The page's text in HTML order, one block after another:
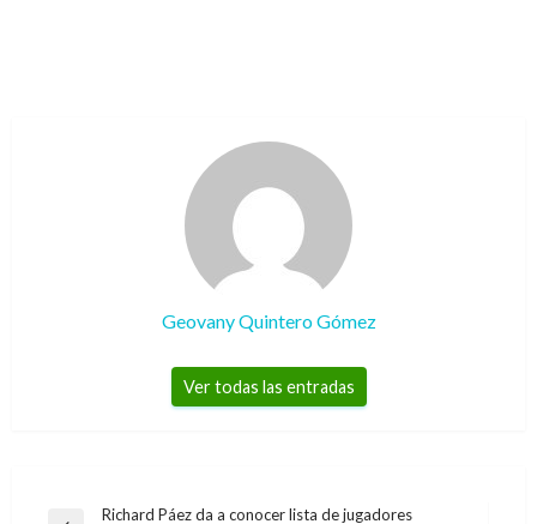
Geovany Quintero Gómez
Ver todas las entradas
Navegación
Richard Páez da a conocer lista de jugadores